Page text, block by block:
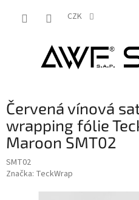
CZK
Červená vínová
wrapping fólie
Maroon SMT02
SMT02
Značka: TeckWrap